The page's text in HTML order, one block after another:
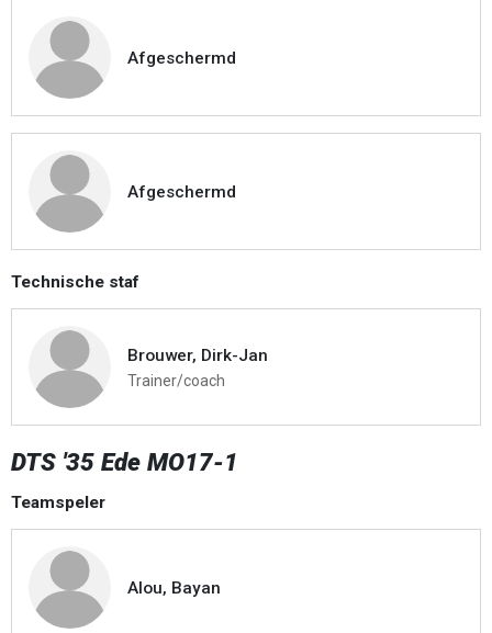
Afgeschermd
Afgeschermd
Technische staf
Brouwer, Dirk-Jan
Trainer/coach
DTS '35 Ede MO17-1
Teamspeler
Alou, Bayan